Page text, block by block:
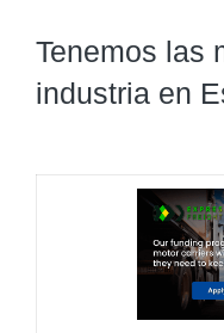
Tenemos las
industria en